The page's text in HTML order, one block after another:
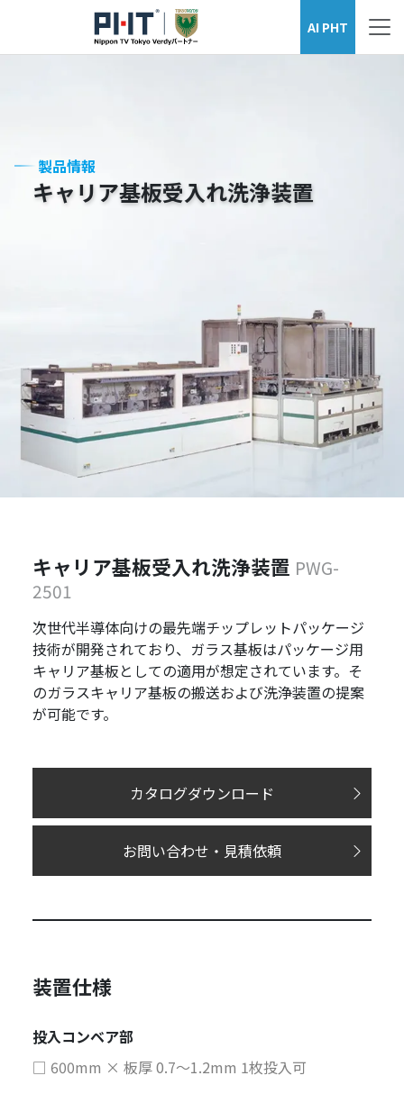
AI PHT
製品情報
キャリア基板受入れ洗浄装置
ウェーハ洗浄装置シリーズ
キャリア基板受入れ洗浄装置 PWG-
2501
次世代半導体向けの最先端チップレットパッケージ
技術が開発されており、ガラス基板はパッケージ用
キャリア基板としての適用が想定されています。そ
のガラスキャリア基板の搬送および洗浄装置の提案
が可能です。
カタログダウンロード
お問い合わせ・見積依頼
装置仕様
投入コンベア部
□ 600mm × 板厚 0.7～1.2mm 1枚投入可